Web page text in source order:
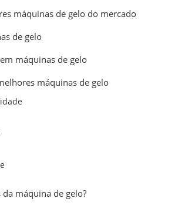
máquinas de gelo do mercado
de gelo
máquinas de gelo
máquinas de gelo
máquina de gelo?